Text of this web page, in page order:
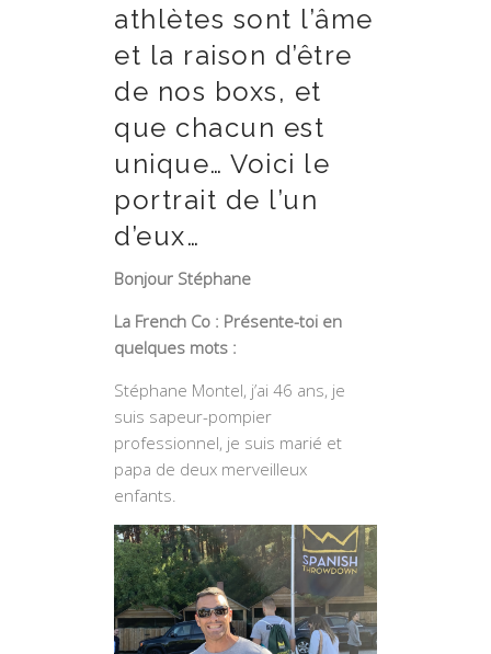
athlètes sont l’âme
et la raison d’être
de nos boxs, et
que chacun est
unique… Voici le
portrait de l’un
d’eux…
Bonjour Stéphane
La French Co : Présente-toi en
quelques mots :
Stéphane Montel, j’ai 46 ans, je
suis sapeur-pompier
professionnel, je suis marié et
papa de deux merveilleux
enfants.